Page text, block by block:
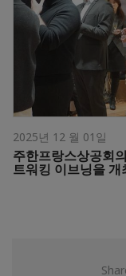
2025년 12 월 01일
주한프랑스상공회
트워킹 이브닝을 개